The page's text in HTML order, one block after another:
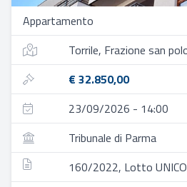
Appartamento
€ 32.850,00
23/09/2026 - 14:00
Tribunale di Parma
160/2022, Lotto UNICO